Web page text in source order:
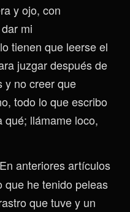
y ojo, con
mi
tienen que leerse el
juzgar después de
y no creer que
todo lo que escribo
qué; llámame loco,
En anteriores artículos
que he tenido peleas
que tuve y un